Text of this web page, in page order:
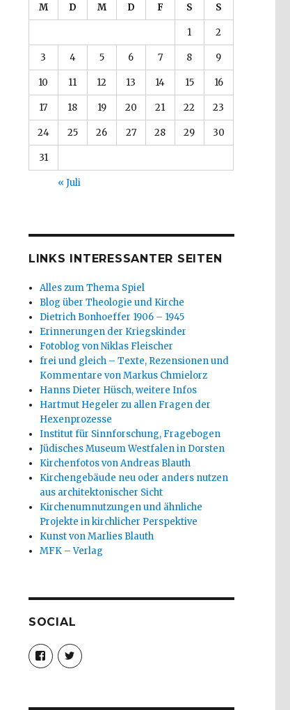
M D M D F S S
1 2
3 4 5 6 7 8 9
10 11 12 13 14 15 16
17 18 19 20 21 22 23
24 25 26 27 28 29 30
31
« Juli
LINKS INTERESSANTER SEITEN
Alles zum Thema Spiel
Blog über Theologie und Kirche
Dietrich Bonhoeffer 1906 – 1945
Erinnerungen der Kriegskinder
Fotoblog von Niklas Fleischer
frei und gleich – Texte, Rezensionen und
Kommentare von Markus Chmielorz
Hanns Dieter Hüsch, weitere Infos
Hartmut Hegeler zu allen Fragen der
Hexenprozesse
Institut für Sinnforschung, Fragebogen
Jüdisches Museum Westfalen in Dorsten
Kirchenfotos von Andreas Blauth
Kirchengebäude neu oder anders nutzen
aus architektonischer Sicht
Kirchenumnutzungen und ähnliche
Projekte in kirchlicher Perspektive
Kunst von Marlies Blauth
MFK – Verlag
SOCIAL
Profil
von
christoph.fleischer1
anzeigen
Profil
von
anzeigen